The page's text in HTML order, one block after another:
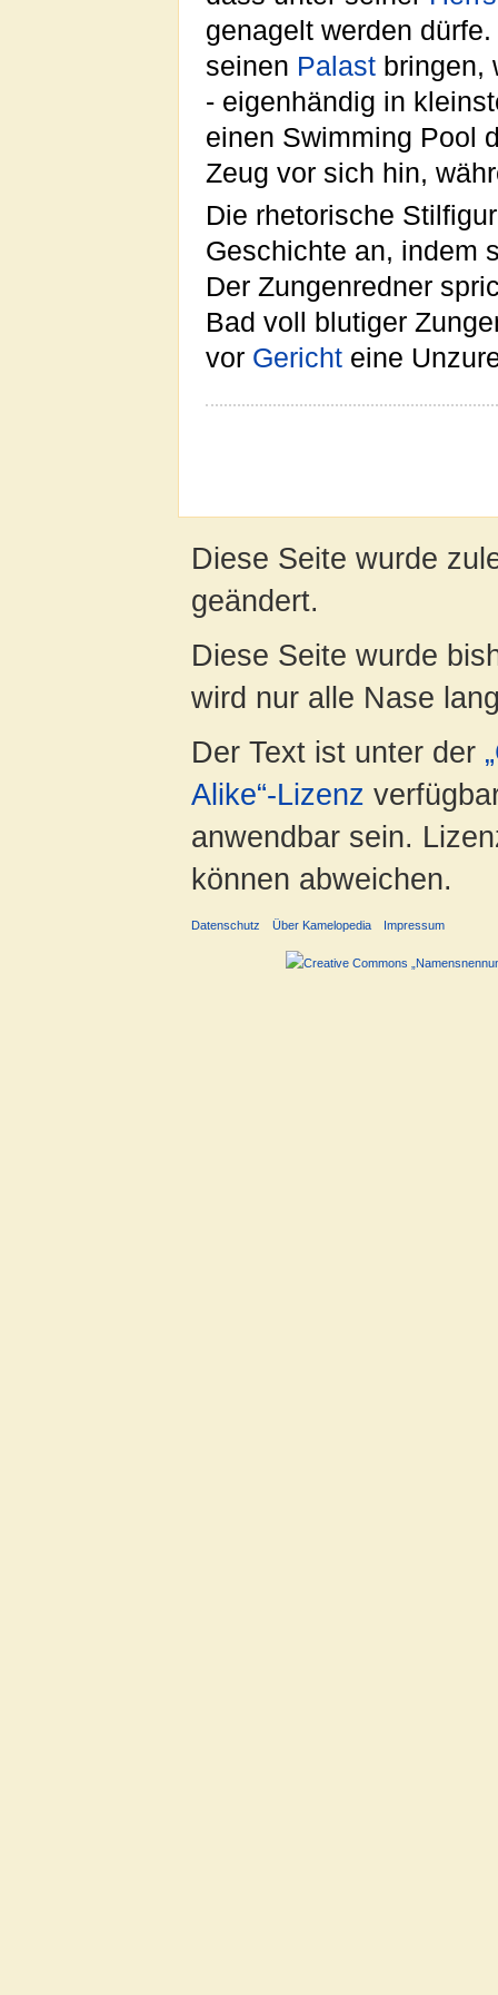
genagelt werden
seinen Palast bringen,
- eigenhändig in
einen Swimming Pool
Zeug vor sich hin,
Die rhetorische
Geschichte an, indem
Der Zungenredner
Bad voll blutiger
vor Gericht eine
Diese Seite wurde
geändert.
Diese Seite wurde
wird nur alle Nase
Der Text ist unter der
Alike“-Lizenz
anwendbar sein.
können abweichen.
Datenschutz Über Kamelopedia Impressum